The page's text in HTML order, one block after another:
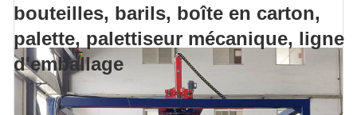
boîte en carton, palette, palettiseur mécanique, ligne d'emballage
bouteilles, barils, boîte en carton,
palette, palettiseur mécanique, ligne
d'emballage